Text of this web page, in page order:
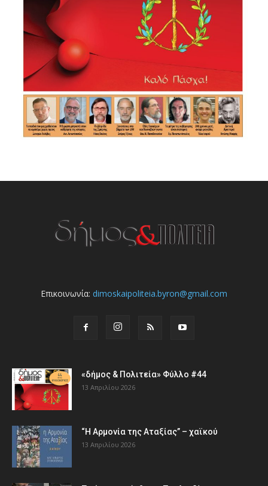
Επικοινωνία: dimoskaipoliteia.byron@gmail.com
«δήμος & Πολιτεία» Φύλλο #44
13 Απριλίου 2026
“Η Αρμονία της Αταξίας” – χαϊκού
13 Απριλίου 2026